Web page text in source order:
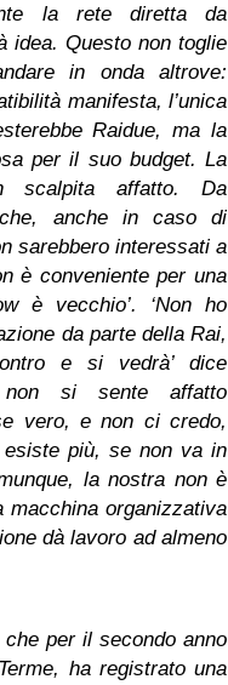
la rete diretta da
idea. Questo non toglie
in onda altrove:
manifesta, l’unica
Raidue, ma la
per il suo budget. La
scalpita affatto. Da
anche in caso di
sarebbero interessati a
è conveniente per una
è vecchio’. ‘Non ho
da parte della Rai,
e si vedrà’ dice
si sente affatto
vero, e non ci credo,
più, se non va in
la nostra non è
macchina organizzativa
dà lavoro ad almeno
per il secondo anno
ha registrato una